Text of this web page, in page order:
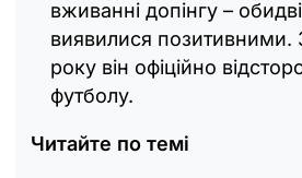
вживанні допінгу –
виявилися позитивними.
року він офіційно
футболу.
Читайте по темі